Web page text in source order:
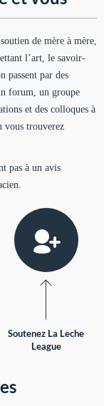
de mère à mère,
l’art, le savoir-
passent par des
forum, un groupe
et des colloques à
vous trouverez
pas à un avis
Soutenez La Leche
League